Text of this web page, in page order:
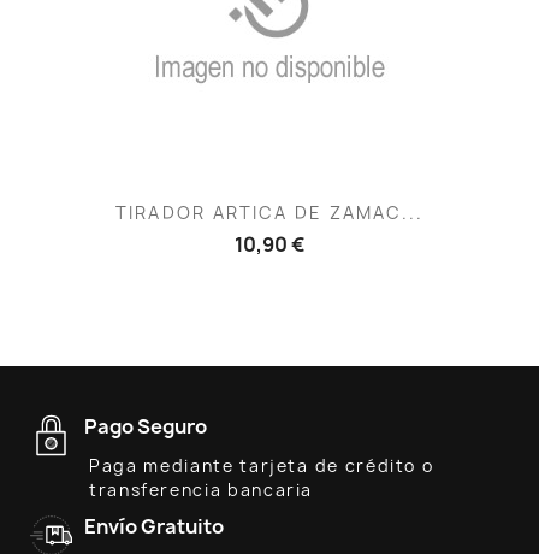
TIRADOR ARTICA DE ZAMAC...
10,90 €
Pago Seguro
Paga mediante tarjeta de crédito o
transferencia bancaria
Envío Gratuito